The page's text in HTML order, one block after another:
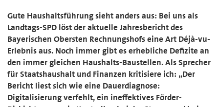
Gute Haushaltsführung sieht anders aus: Bei uns als
Landtags-SPD löst der aktuelle Jahresbericht des
Bayerischen Obersten Rechnungshofs eine Art Déjà-vu-
Erlebnis aus. Noch immer gibt es erhebliche Defizite an
den immer gleichen Haushalts-Baustellen. Als Sprecher
für Staatshaushalt und Finanzen kritisiere ich: „Der
Bericht liest sich wie eine Dauerdiagnose:
Digitalisierung verfehlt, ein ineffektives Förder-